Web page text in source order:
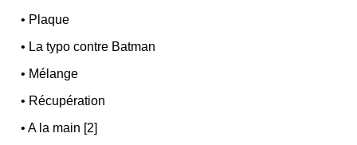
• Plaque
• La typo contre Batman
• Mélange
• Récupération
•A la main [2]